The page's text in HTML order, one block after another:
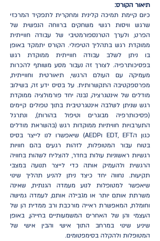
תיאור הקורס:
כיום קיימת תמיכה קלינית ומחקרית לתפקיד המרכזי
שרגש וויסות רגשי משחקים ברווחה הנפשית של
הפרט, ולערך הטרנספורמטיבי של עבודה חווייתית
ממוקדת רגש בתהליך הטיפולי. הקורס יתמקד באופן
בו ניתן לשלב עבודה חווייתית ממוקדת רגש
בפסיכותרפיה. לצורך זה נעבור מסע משותף להכרות
מעמיקה עם העולם הרגשי, תיאורטית וחווייתית,
מפרספקטיבה התקשרותית. על בסיס ידע זה, בשילוב
מודלים של אינטגרציה, נבנה יחד פורמולציה ממוקדת
רגש שניתן לשלבה אינטגרטיבית בתוך טפולים קיימים
(פסיכותרפיה מבוגרים וטיפול בהורות), ונתרגל
התערבויות חוויתיות ממוקדות רגש (בהשראת מודלים
כגון הEDT, EFT וAEDP) שיאפשרו לנו לייצר בסיס
בטוח עבור המטופלות, לזהות רגעים בהם חוויות
רגשיות ראשוניות עולות בחדר, להצליח לשהות בחוויה
הרגשית ולהעמיק אותה כדי לייצר תנועה במצבי
תקיעות. נחווה יחד כיצד ניתן להניע תהליך שינוי
שיאפשר למטופלות לנוע מעמדה הגנתית, שאינה
משרתת אותם יותר או מגבילה אותם, לעמדה גמישה
וחומלת, המאפשרת ראייה מורכבת ורב ממדית הן של
העצמי והן של האחרים המשמעותיים בחייהן, באופן
שיניע שינוי במרחב התוך אישי והבין אישי של
המטופלות ולהקלה בסימפטומים.